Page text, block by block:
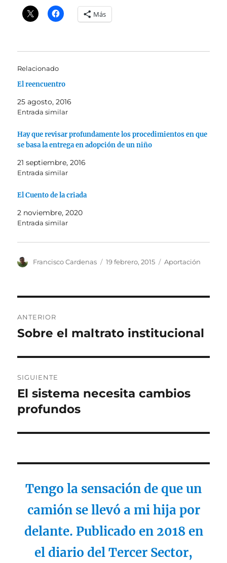
Más
Relacionado
El reencuentro
25 agosto, 2016
Entrada similar
Hay que revisar profundamente los procedimientos en que
se basa la entrega en adopción de un niño
21 septiembre, 2016
Entrada similar
El Cuento de la criada
2 noviembre, 2020
Entrada similar
Autor
Francisco Cardenas
Publicado
19 febrero, 2015 Categorías
Aportación
de
ANTERIOR
Entrada
Sobre el maltrato institucional
SIGUIENTE
Entrada
siguiente:
El sistema necesita cambios
profundos
Tengo la sensación de que un
camión se llevó a mi hija por
delante. Publicado en 2018 en
el diario del Tercer Sector,